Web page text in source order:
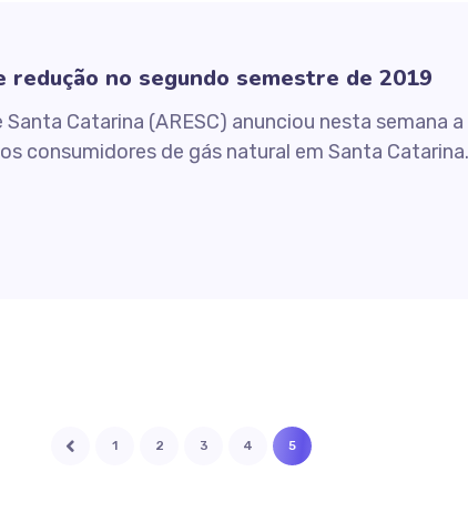
no segundo semestre de 2019
Catarina (ARESC) anunciou nesta semana
consumidores de gás natural em Santa
1 2 3 4 5